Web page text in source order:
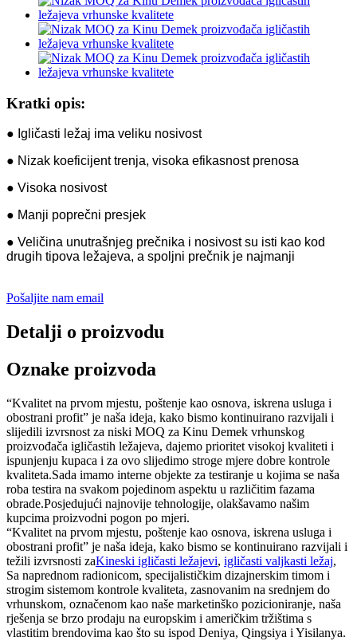
Kratki opis:
● Igličasti ležaj ima veliku nosivost
● Nizak koeficijent trenja, visoka efikasnost prenosa
● Visoka nosivost
● Manji poprečni presjek
● Veličina unutrašnjeg prečnika i nosivost su isti kao kod
drugih tipova ležajeva, a spoljni prečnik je najmanji
Pošaljite nam email
Detalji o proizvodu
Oznake proizvoda
“Kvalitet na prvom mjestu, poštenje kao osnova, iskrena usluga i
obostrani profit” je naša ideja, kako bismo kontinuirano razvijali i
slijedili izvrsnost za niski MOQ za Kinu Demek vrhunskog
proizvođača igličastih ležajeva, dajemo prioritet visokoj kvaliteti i
ispunjenju kupaca i za ovo slijedimo stroge mjere dobre kontrole
kvaliteta.Sada imamo interne objekte za testiranje u kojima se naša
roba testira na svakom pojedinom aspektu u različitim fazama
obrade.Posjedujući najnovije tehnologije, olakšavamo našim
kupcima proizvodni pogon po mjeri.
“Kvalitet na prvom mjestu, poštenje kao osnova, iskrena usluga i
obostrani profit” je naša ideja, kako bismo se kontinuirano razvijali i
težili izvrsnosti zaKineski igličasti ležajevi, igličasti valjkasti ležaj,
Sa naprednom radionicom, specijalističkim dizajnerskim timom i
strogim sistemom kontrole kvaliteta, zasnovanim na srednjem do
vrhunskom, označenom kao naše marketinško pozicioniranje, naša
rješenja se brzo prodaju na europskim i američkim tržištima s
vlastitim brendovima kao što su ispod Deniya, Qingsiya i Yisilanya.